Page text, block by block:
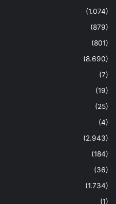
(1.074)
(879)
(801)
(8.690)
(7)
(19)
(25)
(4)
(2.943)
(184)
(36)
(1.734)
(1)